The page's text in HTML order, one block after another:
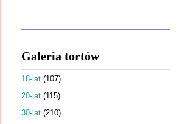
Galeria tortów
18-lat (107)
20-lat (115)
30-lat (210)